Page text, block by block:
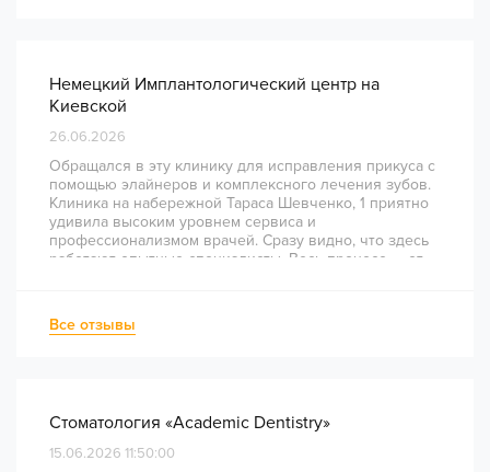
Немецкий Имплантологический центр на
Киевской
26.06.2026
Обращался в эту клинику для исправления прикуса с
помощью элайнеров и комплексного лечения зубов.
Клиника на набережной Тараса Шевченко, 1 приятно
удивила высоким уровнем сервиса и
профессионализмом врачей. Сразу видно, что здесь
работают опытные специалисты. Весь процесс — от
непростое перелечивание каналов прошло
комфортно и безболезненно. Рекомендую всем, кто
Все отзывы
Стоматология «Academic Dentistry»
15.06.2026 11:50:00